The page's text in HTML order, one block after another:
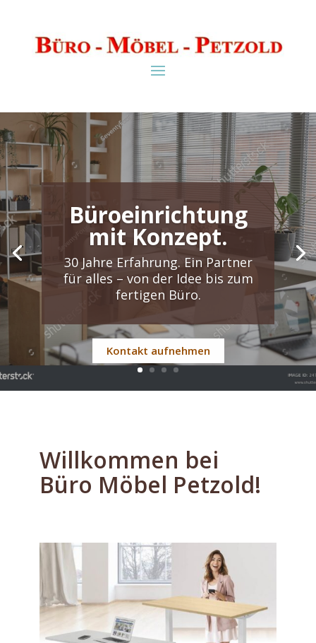
Büroeinrichtung
mit Konzept.
30 Jahre Erfahrung. Ein Partner
für alles – von der Idee bis zum
fertigen Büro.
Kontakt aufnehmen
Büroeinrichtung
mit Konzept.
30 Jahre Erfahrung. Ein Partner
für alles – von der Idee bis zum
fertigen Büro.
Willkommen bei
Büro Möbel Petzold!